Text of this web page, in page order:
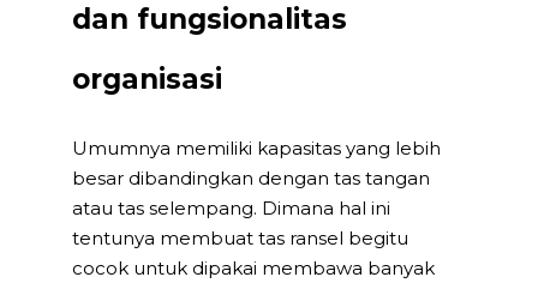
dan fungsionalitas
organisasi
Umumnya memiliki kapasitas yang lebih
besar dibandingkan dengan tas tangan
atau tas selempang. Dimana hal ini
tentunya membuat tas ransel begitu
cocok untuk dipakai membawa banyak